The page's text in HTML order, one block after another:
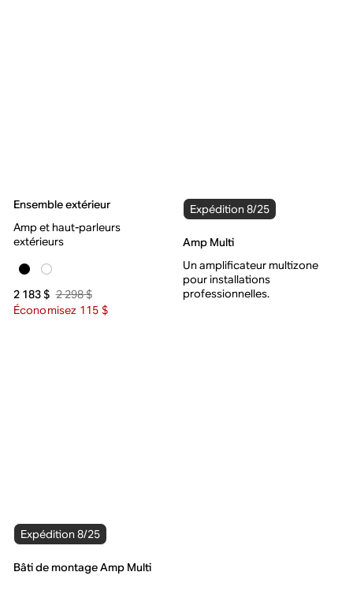
Ensemble extérieur
Amp et haut-parleurs
extérieurs
2 183 $ 2 298 $
Économisez 115 $
Expédition 8/25
Amp Multi
Un amplificateur multizone
pour installations
professionnelles.
Expédition 8/25
Bâti de montage Amp Multi